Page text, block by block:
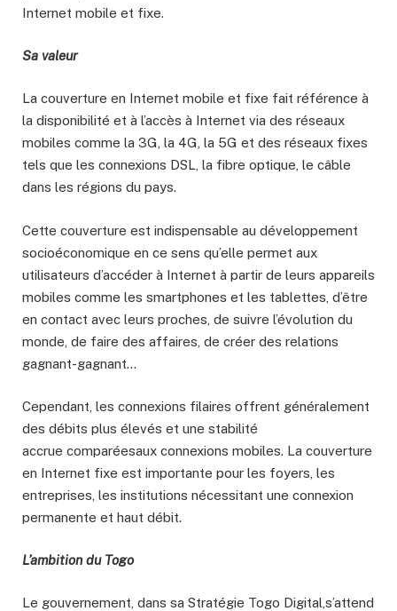
Internet mobile et fixe.
Sa valeur
La couverture en Internet mobile et fixe fait référence à
la disponibilité et à l’accès à Internet via des réseaux
mobiles comme la 3G, la 4G, la 5G et des réseaux fixes
tels que les connexions DSL, la fibre optique, le câble
dans les régions du pays.
Cette couverture est indispensable au développement
socioéconomique en ce sens qu’elle permet aux
utilisateurs d’accéder à Internet à partir de leurs appareils
mobiles comme les smartphones et les tablettes, d’être
en contact avec leurs proches, de suivre l’évolution du
monde, de faire des affaires, de créer des relations
gagnant-gagnant…
Cependant, les connexions filaires offrent généralement
des débits plus élevés et une stabilité
accrue comparéesaux connexions mobiles. La couverture
en Internet fixe est importante pour les foyers, les
entreprises, les institutions nécessitant une connexion
permanente et haut débit.
L’ambition du Togo
Le gouvernement, dans sa Stratégie Togo Digital,s’attend